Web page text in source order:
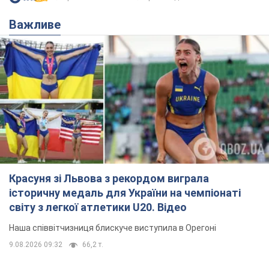
Важливе
Красуня зі Львова з рекордом виграла
історичну медаль для України на чемпіонаті
світу з легкої атлетики U20. Відео
Наша співвітчизниця блискуче виступила в Орегоні
9.08.2026 09:32 66,2 т.